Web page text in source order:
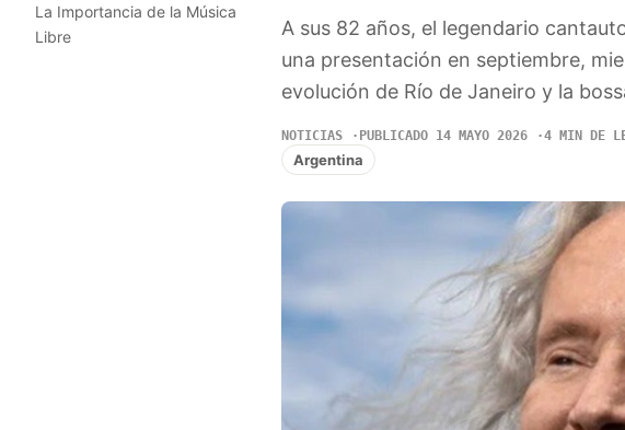
La Importancia de la Música
Libre
A sus 82 años, el legendario
una presentación en septiembre,
evolución de Río de Janeiro y la
NOTICIAS PUBLICADO 14 MAYO 2026 4 MIN DE
Argentina